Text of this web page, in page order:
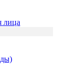
лица